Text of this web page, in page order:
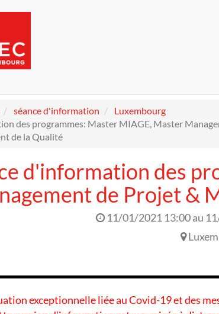
séance d'information
Luxembourg
des programmes: Master MIAGE, Master
de la Qualité
d'information des
de Projet &
11/01/2021 13:00au
exceptionnelle liée au Covid-19 et des